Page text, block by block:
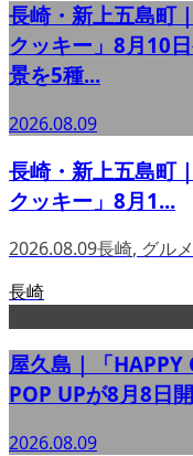
長崎・新上五島町
クッキー」8月10
景を5種...
2026.08.09
長崎・新上五島町
クッキー」8月1...
2026.08.09長崎, グルメ
長崎
屋久島｜「HAPPY
POP UPが8月8日
2026.08.09